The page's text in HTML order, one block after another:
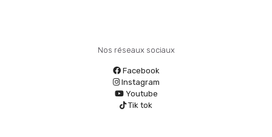
Nos réseaux sociaux
Facebook
Instagram
Youtube
Tik tok